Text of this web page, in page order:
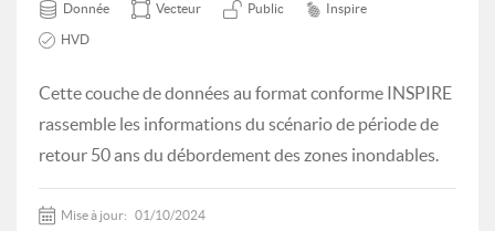
Donnée Vecteur Public Inspire
HVD
Cette couche de données au format conforme INSPIRE
rassemble les informations du scénario de période de
retour 50 ans du débordement des zones inondables.
Mise à jour: 01/10/2024